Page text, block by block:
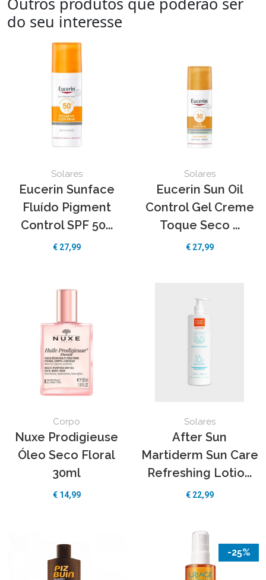
do seu interesse
Solares
Eucerin Sunface
Fluído Pigment
Control SPF 50...
€ 27,99
Solares
Eucerin Sun Oil
Control Gel Creme
Toque Seco ...
€ 27,99
Corpo
Nuxe Prodigieuse
Óleo Seco Floral
30ml
€ 14,99
Solares
After Sun
Martiderm Sun Care
Refreshing Lotio...
€ 22,99
-25%